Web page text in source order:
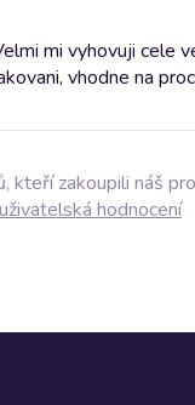
mi vyhovuji cele
vhodne na
zakoupili náš
hodnocení